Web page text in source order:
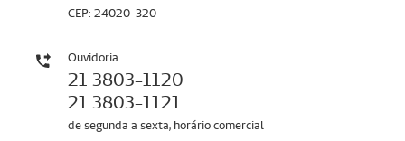
CEP: 24020-320
Ouvidoria
21 3803-1120
21 3803-1121
de segunda a sexta, horário comercial